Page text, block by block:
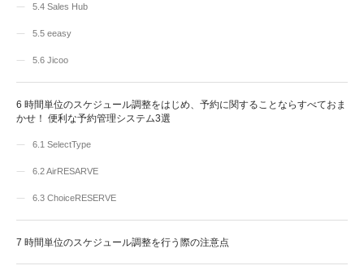
5.4 Sales Hub
5.5 eeasy
5.6 Jicoo
6 時間単位のスケジュール調整をはじめ、予約に関することならすべておま
かせ！ 便利な予約管理システム3選
6.1 SelectType
6.2AirRESARVE
6.3 ChoiceRESERVE
7 時間単位のスケジュール調整を行う際の注意点